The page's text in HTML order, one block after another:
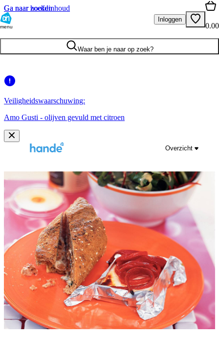
Ga naar hoofdinhoud
Ga naar zoeken
menu
Inloggen
0.00
Waar ben je naar op zoek?
Veiligheidswaarschuwing:
Amo Gusti - olijven gevuld met citroen
Overzicht